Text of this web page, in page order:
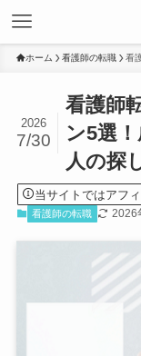
ホーム 看護師の転職 看
看護師
ン5選
人の探
2026
7/30
当サイトではアフ
看護師の転職 2026